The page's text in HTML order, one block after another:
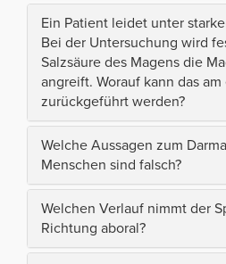
Ein Patient leidet unter
Bei der Untersuchung wird
Salzsäure des Magens die
angreift. Worauf kann das
zurückgeführt werden?
Welche Aussagen zum
Menschen sind falsch?
Welchen Verlauf nimmt der
Richtung aboral?